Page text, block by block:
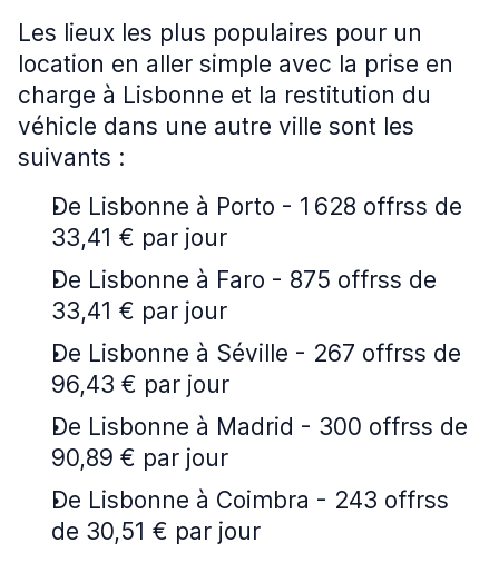
Les lieux les plus populaires pour un
location en aller simple avec la prise en
charge à Lisbonne et la restitution du
véhicle dans une autre ville sont les
suivants :
De Lisbonne à Porto - 1 628 offrss de
33,41 € par jour
De Lisbonne à Faro - 875 offrss de
33,41 € par jour
De Lisbonne à Séville - 267 offrss de
96,43 € par jour
De Lisbonne à Madrid - 300 offrss de
90,89 € par jour
De Lisbonne à Coimbra - 243 offrss
de 30,51 € par jour